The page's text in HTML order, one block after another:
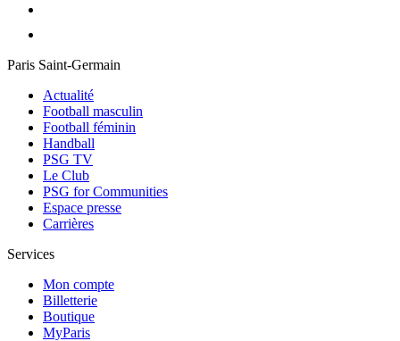
Paris Saint-Germain
Actualité
Football masculin
Football féminin
Handball
PSG TV
Le Club
PSG for Communities
Espace presse
Carrières
Services
Mon compte
Billetterie
Boutique
MyParis